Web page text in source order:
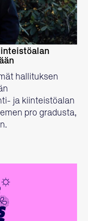
hallituksen
ja kiinteistöalan
pro gradusta,